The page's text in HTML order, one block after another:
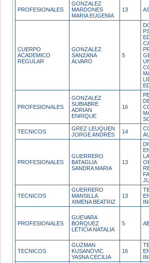
PROFESIONALES
GONZALEZ
MARDONES
MARIA EUGENIA
13
CUERPO
ACADEMICO
REGULAR
GONZALEZ
SANZANA
ALVARO
5
PROFESIONALES
GONZALEZ
SUBIABRE
ADRIAN
ENRIQUE
16
TECNICOS
GREZ LEUQUEN
JORGE ANDRES
14
PROFESIONALES
GUERRERO
BATAGLIA
SANDRA MARIA
13
TECNICOS
GUERRERO
MANSILLA
XIMENA BEATRIZ
13
PROFESIONALES
GUEVARA
BORQUEZ
LETICIA NATALIA
5
TECNICOS
GUZMAN
KUSANOVIC
YASNA CECILIA
16